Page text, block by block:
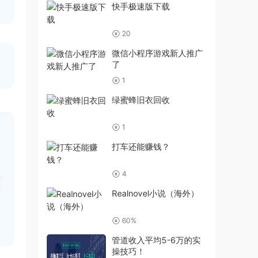
快手极速版下载
20
微信小程序游戏新人推广
了
1
绿蜜蜂旧衣回收
1
打车还能赚钱？
4
Realnovel小说（海外）
60%
管道收入平均5-6万的实
操技巧！